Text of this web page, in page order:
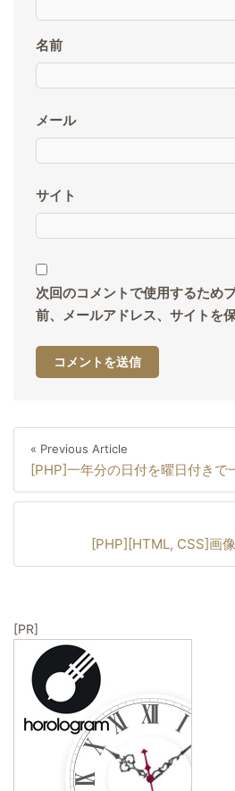
名前
メール
サイト
次回のコメントで使用するため
前、メールアドレス、サイトを保
ナ
ー
ン
Previous
Article
« Previous Article
[PHP]一年分の日付を曜日付きで
[PHP][HTML, CSS]画
[PR]